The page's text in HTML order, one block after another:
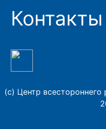
Контакты
(с) Центр всестороннего